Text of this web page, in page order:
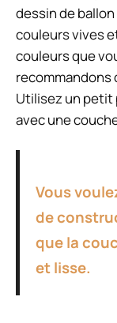
dessin de
couleurs vives
couleurs que
recommandons
Utilisez un petit
avec une
Vous
de
que la
et lisse.